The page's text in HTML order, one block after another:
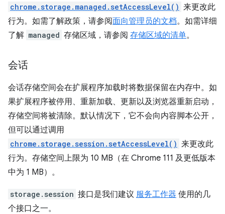
chrome.storage.managed.setAccessLevel() 来更改此
行为。如需了解政策，请参阅面向管理员的文档。如需详细
了解 managed 存储区域，请参阅 存储区域的清单。
会话
会话存储空间会在扩展程序加载时将数据保留在内存中。如
果扩展程序被停用、重新加载、更新以及浏览器重新启动，
存储空间将被清除。默认情况下，它不会向内容脚本公开，
但可以通过调用
chrome.storage.session.setAccessLevel() 来更改此
行为。存储空间上限为 10 MB（在 Chrome 111 及更低版本
中为 1 MB）。
storage.session 接口是我们建议 服务工作器 使用的几
个接口之一。